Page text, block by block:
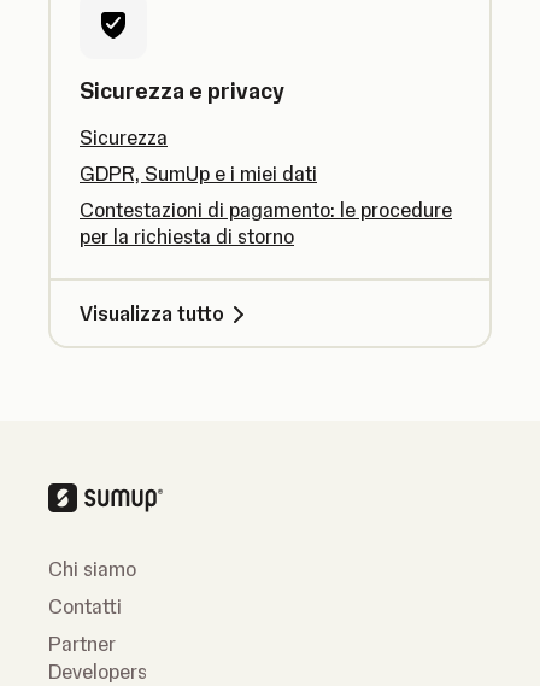
Sicurezza e privacy
Sicurezza
GDPR, SumUp e i miei dati
Contestazioni di pagamento: le procedure
per la richiesta di storno
Visualizza tutto
Chi siamo
Contatti
Partner
Developers